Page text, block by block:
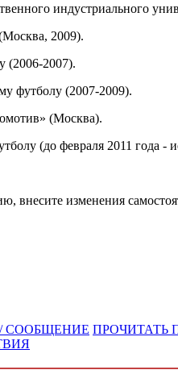
индустриального
2009).
(2006-2007).
футболу (2007-2009).
(Москва).
(до февраля 2011 года -
изменения
СООБЩЕНИЕ ПРОЧИТАТЬ